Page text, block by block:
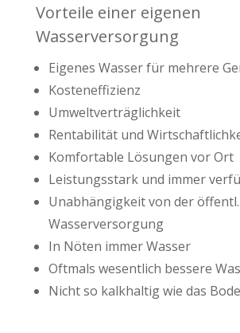
Vorteile einer eigenen
Wasserversorgung
Eigenes Wasser für mehrere
Kosteneffizienz
Umweltverträglichkeit
Rentabilität und
Komfortable Lösungen vor Ort
Leistungsstark und immer
Unabhängigkeit von der öffentl.
Wasserversorgung
In Nöten immer Wasser
Oftmals wesentlich bessere
Nicht so kalkhaltig wie das